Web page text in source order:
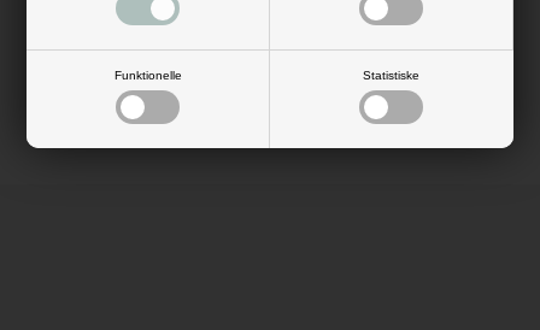
Funktionelle Statistiske
Mål: Dia: 2 mm x L: 12 meter
Vægt: 100 gram